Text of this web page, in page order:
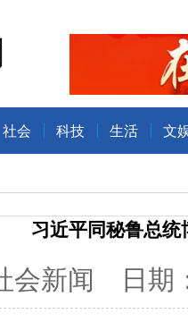
社会 科技 生活 文
习近平同秘鲁总
会新闻 日